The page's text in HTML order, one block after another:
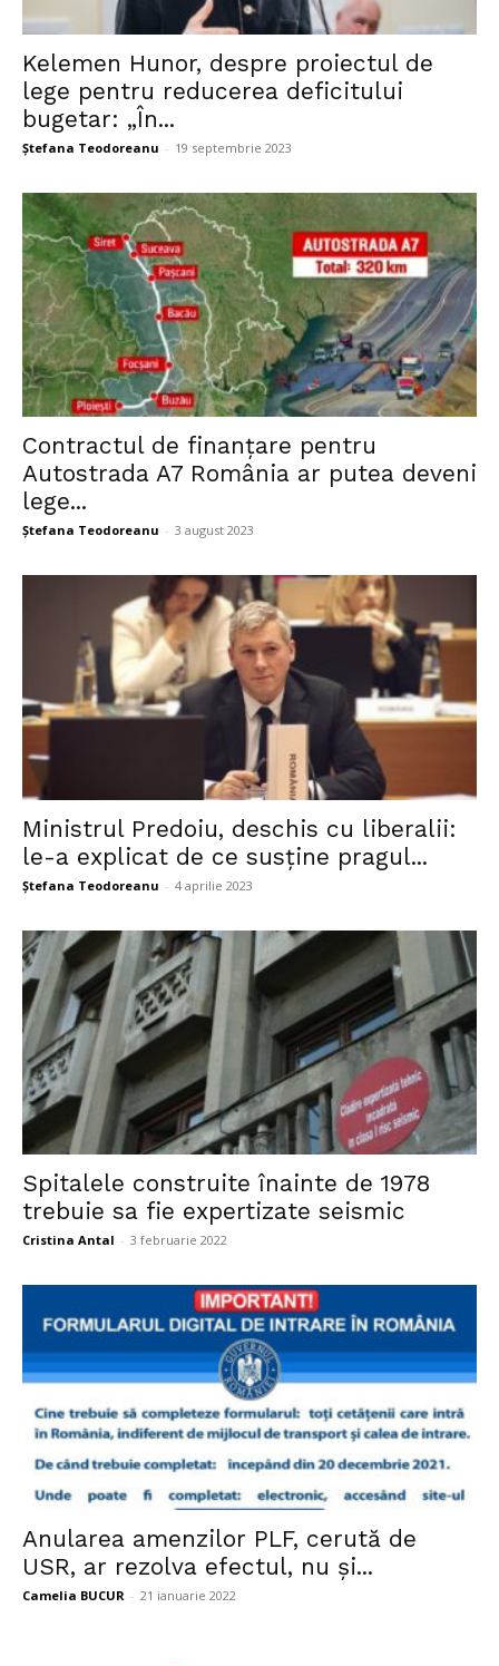
Kelemen Hunor, despre proiectul de
lege pentru reducerea deficitului
bugetar: „În...
Ștefana Teodoreanu - 19 septembrie 2023
Contractul de finanţare pentru
Autostrada A7 România ar putea deveni
lege...
Ștefana Teodoreanu - 3 august 2023
Ministrul Predoiu, deschis cu liberalii:
le-a explicat de ce susține pragul...
Ștefana Teodoreanu - 4 aprilie 2023
Spitalele construite înainte de 1978
trebuie sa fie expertizate seismic
Cristina Antal - 3 februarie 2022
Anularea amenzilor PLF, cerută de
USR, ar rezolva efectul, nu și...
Camelia BUCUR - 21 ianuarie 2022